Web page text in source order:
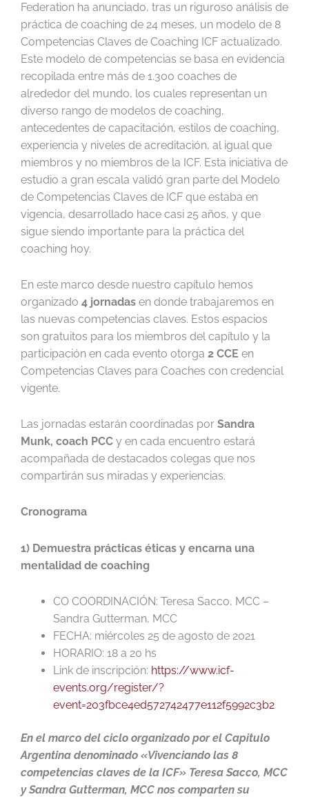
Federation ha anunciado, tras un riguroso análisis de
práctica de coaching de 24 meses, un modelo de 8
Competencias Claves de Coaching ICF actualizado.
Este modelo de competencias se basa en evidencia
recopilada entre más de 1.300 coaches de
alrededor del mundo, los cuales representan un
diverso rango de modelos de coaching,
antecedentes de capacitación, estilos de coaching,
experiencia y niveles de acreditación, al igual que
miembros y no miembros de la ICF. Esta iniciativa de
estudio a gran escala validó gran parte del Modelo
de Competencias Claves de ICF que estaba en
vigencia, desarrollado hace casi 25 años, y que
sigue siendo importante para la práctica del
coaching hoy.
En este marco desde nuestro capítulo hemos
organizado 4 jornadas en donde trabajaremos en
las nuevas competencias claves. Estos espacios
son gratuitos para los miembros del capítulo y la
participación en cada evento otorga 2 CCE en
Competencias Claves para Coaches con credencial
vigente.
Las jornadas estarán coordinadas por Sandra
Munk, coach PCC y en cada encuentro estará
acompañada de destacados colegas que nos
compartirán sus miradas y experiencias.
Cronograma
1) Demuestra prácticas éticas y encarna una
mentalidad de coaching
CO COORDINACIÓN: Teresa Sacco, MCC –
Sandra Gutterman, MCC
FECHA: miércoles 25 de agosto de 2021
HORARIO: 18 a 20 hs
Link de inscripción: https://www.icf-
events.org/register/?
event=203fbce4ed572742477e112f5992c3b2
En el marco del ciclo organizado por el Capitulo
Argentina denominado «Vivenciando las 8
competencias claves de la ICF» Teresa Sacco, MCC
y Sandra Gutterman, MCC nos comparten su